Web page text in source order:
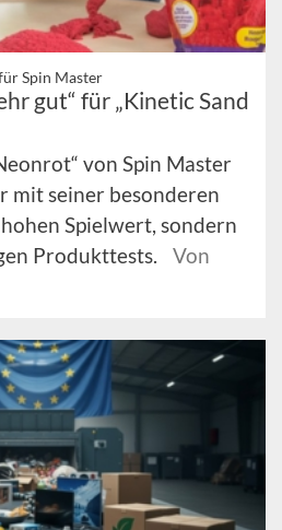
Spin Master
gut“ für „Kinetic Sand
von Spin Master
mit seiner besonderen
Spielwert, sondern
Produkttests.
Von